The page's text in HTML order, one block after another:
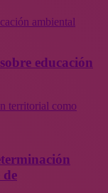
ambiental
educación
territorial como